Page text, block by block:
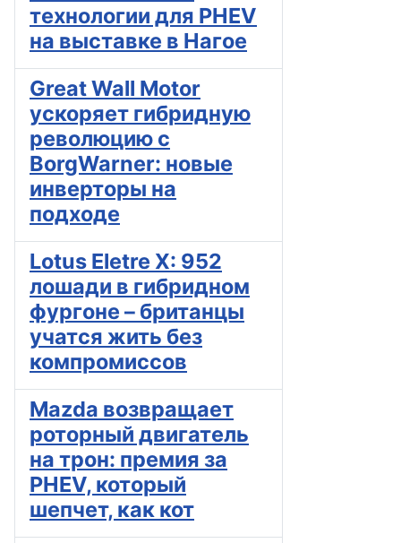
технологии для PHEV
на выставке в Нагое
Great Wall Motor
ускоряет гибридную
революцию с
BorgWarner: новые
инверторы на
подходе
Lotus Eletre X: 952
лошади в гибридном
фургоне – британцы
учатся жить без
компромиссов
Mazda возвращает
роторный двигатель
на трон: премия за
PHEV, который
шепчет, как кот